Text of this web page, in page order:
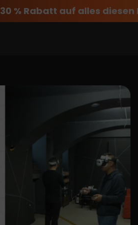
30 % Rabatt auf alles diesen